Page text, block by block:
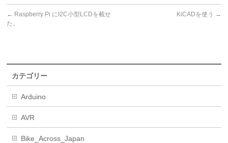
← Raspberry Pi にI2C小型LCDを載せ
た。
KiCADを使う →
カテゴリー
Arduino
AVR
Bike_Across_Japan